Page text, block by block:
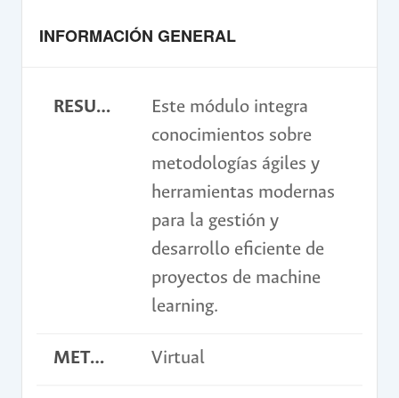
INFORMACIÓN GENERAL
RESUMEN
Este módulo integra
conocimientos sobre
metodologías ágiles y
herramientas modernas
para la gestión y
desarrollo eficiente de
proyectos de machine
learning.
METODOLOGÍA Virtual